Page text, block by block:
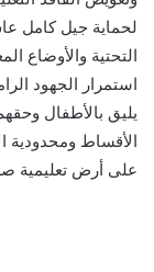
لحماية جيل كامل
التحتية والأوضاع
استمرار الجهود
يليق بالأطفال
الأقساط ومحدودية
على أرض تعليمية